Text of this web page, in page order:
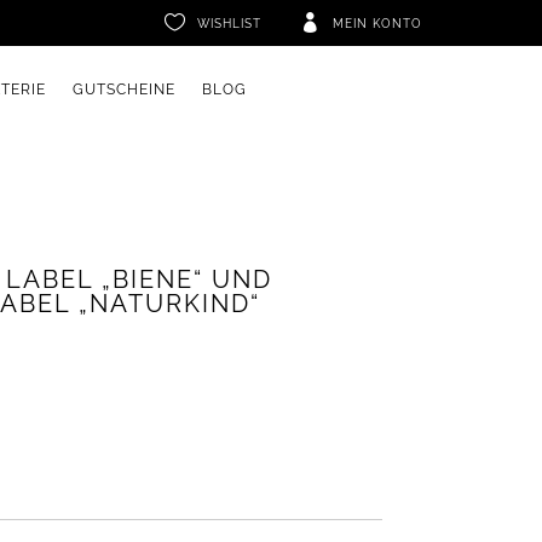
 WISHLIST  MEIN KONTO
GUTSCHEINE BLOG
„BIENE“ UND
„NATURKIND“